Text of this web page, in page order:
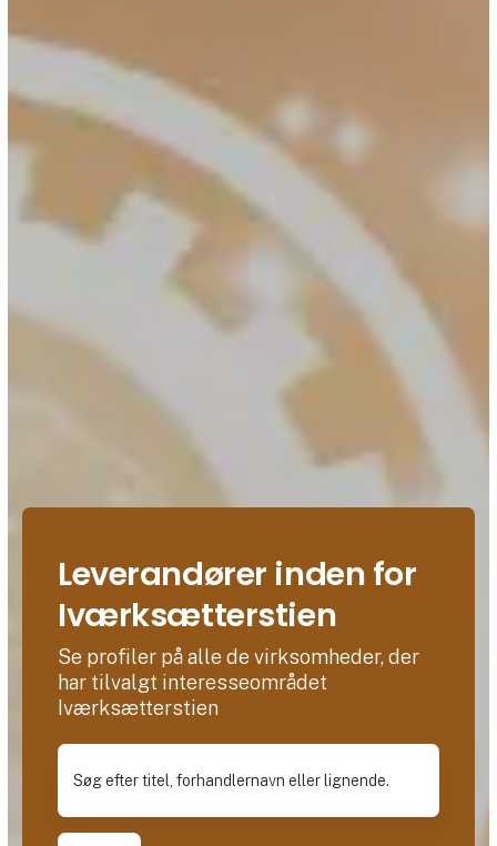
Leverandører inden for
Iværksætterstien
Se profiler på alle de virksomheder, der
har tilvalgt interesseområdet
Iværksætterstien
Søg efter titel, forhandlernavn eller lignende.